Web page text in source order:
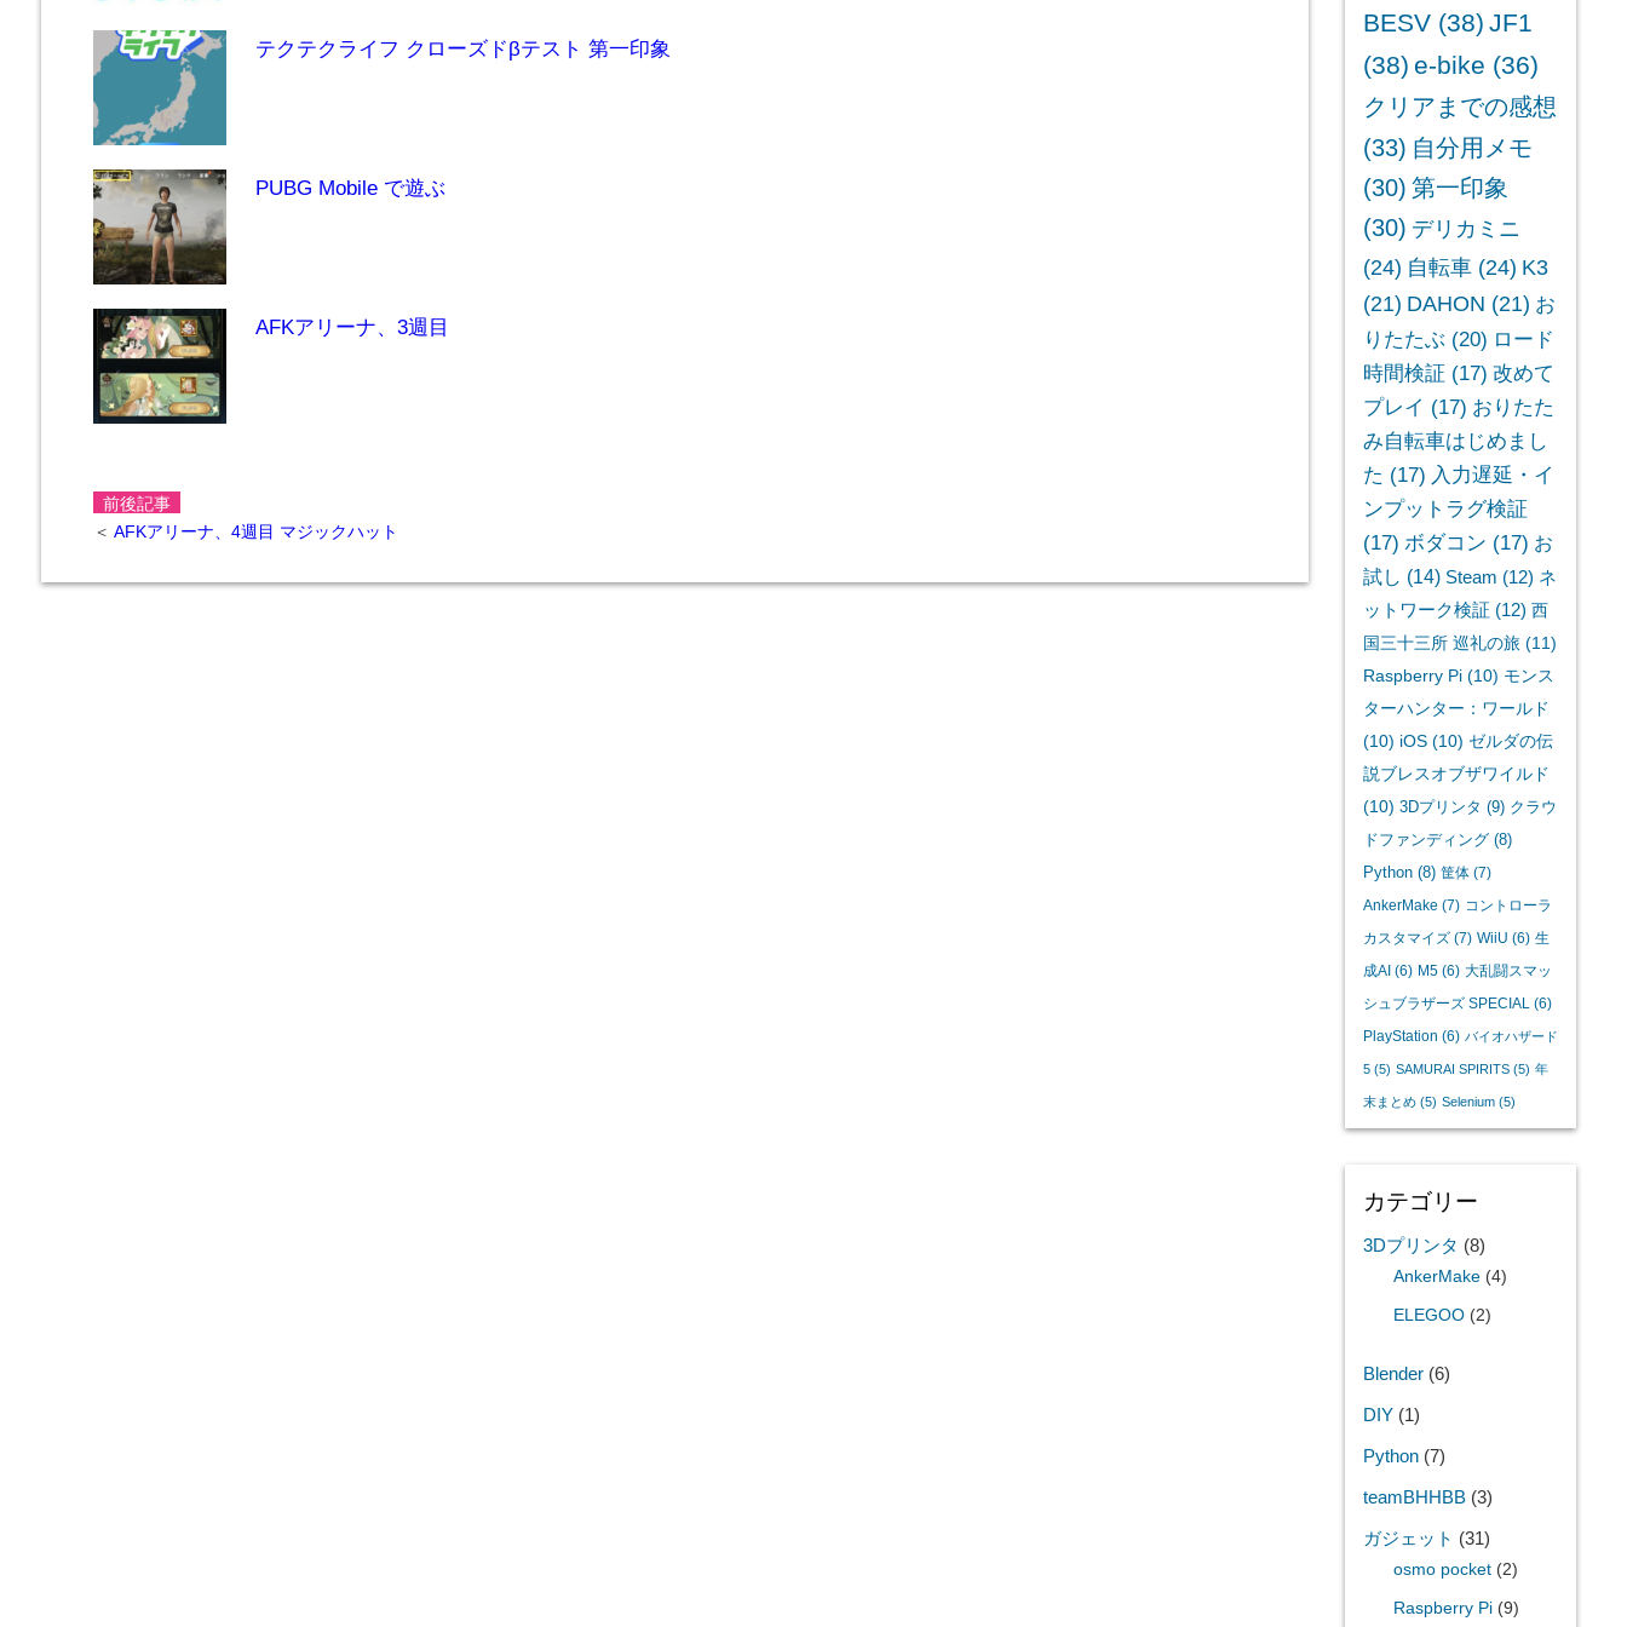
テクテクライフ クローズドβテスト 第一印象
PUBG Mobile で遊ぶ
AFKアリーナ、3週目
前後記事
＜ AFKアリーナ、4週目 マジックハット
BESV(38) JF1
(38) e-bike (36)
クリアまでの感想
(33) 自分用メモ
(30) 第一印象
(30) デリカミニ
(24) 自転車(24) K3
(21) DAHON (21) お
りたたぶ (20) ロード
時間検証 (17) 改めて
プレイ (17) おりたた
み自転車はじめまし
た (17) 入力遅延・イ
ンプットラグ検証
(17) ボダコン (17) お
試し (14) Steam (12) ネ
ットワーク検証 (12) 西
国三十三所 巡礼の旅(11)
Raspberry Pi(10) モンス
ターハンター：ワールド
(10) iOS(10) ゼルダの伝
説ブレスオブザワイルド
(10) 3Dプリンタ (9) クラウ
ドファンディング(8)
Python(8) 筐体(7)
AnkerMake (7) コントローラ
カスタマイズ(7) WiiU (6) 生
成AI (6) M5(6) 大乱闘スマッ
シュブラザーズ SPECIAL (6)
PlayStation (6) バイオハザード
5(5) SAMURAI SPIRITS(5) 年
末まとめ(5) Selenium(5)
カテゴリー
3Dプリンタ (8)
AnkerMake(4)
ELEGOO(2)
Blender(6)
DIY(1)
Python(7)
teamBHHBB(3)
ガジェット (31)
osmo pocket(2)
Raspberry Pi(9)